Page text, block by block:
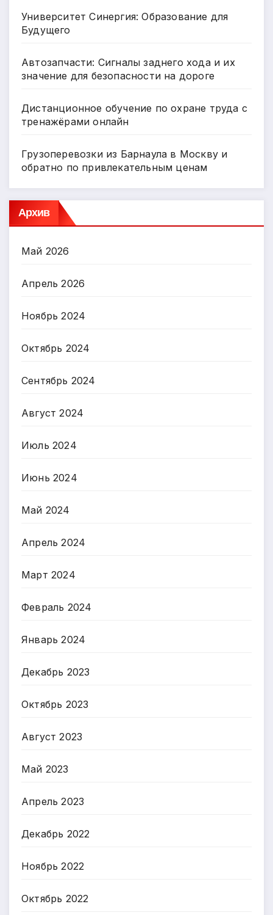
Университет Синергия: Образование для
Будущего
Автозапчасти: Сигналы заднего хода и их
значение для безопасности на дороге
Дистанционное обучение по охране труда с
тренажёрами онлайн
Грузоперевозки из Барнаула в Москву и
обратно по привлекательным ценам
Архив
Май 2026
Апрель 2026
Ноябрь 2024
Октябрь 2024
Сентябрь 2024
Август 2024
Июль 2024
Июнь 2024
Май 2024
Апрель 2024
Март 2024
Февраль 2024
Январь 2024
Декабрь 2023
Октябрь 2023
Август 2023
Май 2023
Апрель 2023
Декабрь 2022
Ноябрь 2022
Октябрь 2022